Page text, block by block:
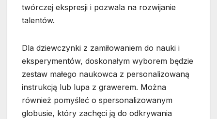
twórczej ekspresji i pozwala na rozwijanie
talentów.
Dla dziewczynki z zamiłowaniem do nauki i
eksperymentów, doskonałym wyborem będzie
zestaw małego naukowca z personalizowaną
instrukcją lub lupa z grawerem. Można
również pomyśleć o spersonalizowanym
globusie, który zachęci ją do odkrywania